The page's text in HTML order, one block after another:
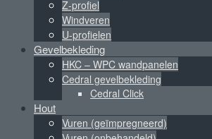
Z-profiel
Windveren
U-profielen
Gevelbekleding
HKC – WPC wandpanelen
Cedral gevelbekleding
Cedral Click
Hout
Vuren (geïmpregneerd)